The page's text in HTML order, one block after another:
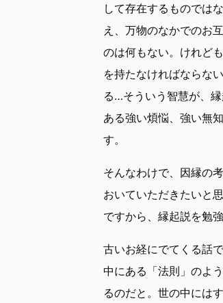
して存在するものでは
え、万物のなかでのお
のは何もない。けれど
を持たなければならな
る…そういう智慧が、
ある強い煩悩、強い無
す。
そんなわけで、因縁の
おいていただきたいと
ですから、縁起説を勉
古いお経にでてくる話
中にある「法則」のよ
るのだと。世の中には